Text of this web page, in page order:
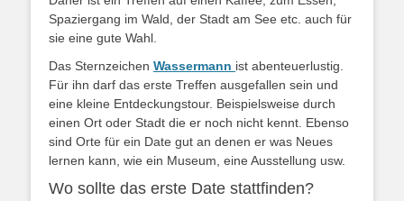
Spaziergang im Wald, der Stadt am See etc. auch für
sie eine gute Wahl.
Das Sternzeichen Wassermann ist abenteuerlustig.
Für ihn darf das erste Treffen ausgefallen sein und
eine kleine Entdeckungstour. Beispielsweise durch
einen Ort oder Stadt die er noch nicht kennt. Ebenso
sind Orte für ein Date gut an denen er was Neues
lernen kann, wie ein Museum, eine Ausstellung usw.
Wo sollte das erste Date stattfinden?